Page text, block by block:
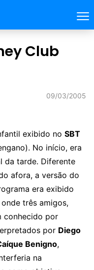
Club
09/03/2005
exibido no SBT
No início, era
da tarde. Diferente
afora, a versão do
era exibido
onde três amigos,
conhecido por
por Diego
Benigno,
na